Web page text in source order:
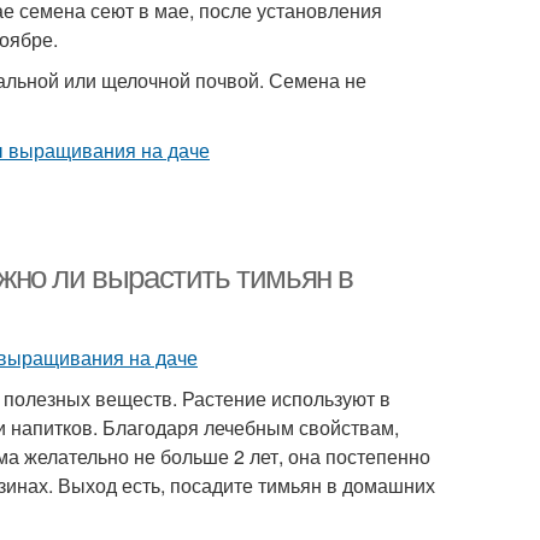
семена сеют в мае, после установления
или щелочной почвой. Семена не
ли вырастить тимьян в
веществ. Растение используют в
Благодаря лечебным свойствам,
желательно не больше 2 лет, она постепенно
Выход есть, посадите тимьян в домашних